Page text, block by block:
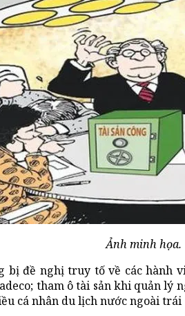
Ảnh minh họa.
bị đề nghị truy tố về các hành
tham ô tài sản khi quản
cá nhân du lịch nước ngoài